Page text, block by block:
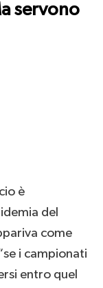
servono
è
del
come
i campionati
entro quel